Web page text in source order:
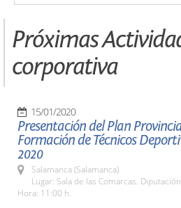
Próximas
corporativa
15/01/2020
Presentación del Plan
Formación de Técnicos
2020
Salamanca (Salamanca)
Lugar: Sala de las Comarcas. Diputación
Hora: 11:00 h.